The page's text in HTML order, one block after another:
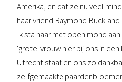
Amerika, en dat ze nu veel
haar vriend Raymond
Ik sta haar met open mond
'grote' vrouw hier bij ons in een
Utrecht staat en ons zo
zelfgemaakte